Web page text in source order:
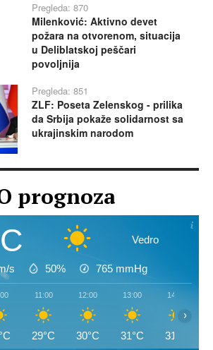
Pregleda: 870
Milenković: Aktivno devet
požara na otvorenom, situacija
u Deliblatskoj peščari
povoljnija
Pregleda: 851
ZLF: Poseta Zelenskog - prilika
da Srbija pokaže solidarnost sa
ukrajinskim narodom
prognoza
Vedro
s 50% 765 mmHg
11:00
29°C
12:00
30°C
13:00
31°C
14:00
31°C
›